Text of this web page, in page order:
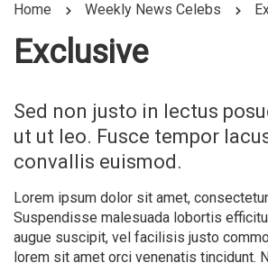
Home Weekly News Celebs
Exclusive
Sed non justo in lectus
ut ut leo. Fusce tempor
convallis euismod.
Lorem ipsum dolor sit amet,
Suspendisse malesuada lobortis
augue suscipit, vel facilisis justo
lorem sit amet orci venenatis tincidunt.